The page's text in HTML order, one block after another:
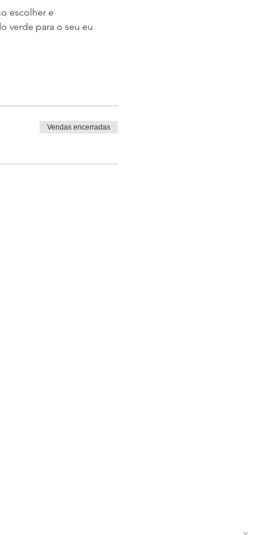
escolher e
verde para o seu eu
Vendas encerradas